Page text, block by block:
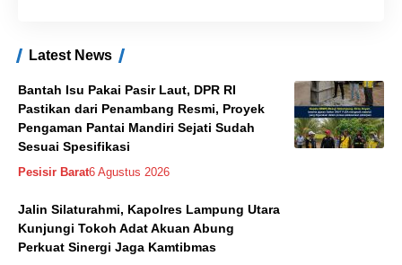
Latest News
Bantah Isu Pakai Pasir Laut, DPR RI
Pastikan dari Penambang Resmi, Proyek
Pengaman Pantai Mandiri Sejati Sudah
Sesuai Spesifikasi
Pesisir Barat6 Agustus 2026
Jalin Silaturahmi, Kapolres Lampung Utara
Kunjungi Tokoh Adat Akuan Abung
Perkuat Sinergi Jaga Kamtibmas